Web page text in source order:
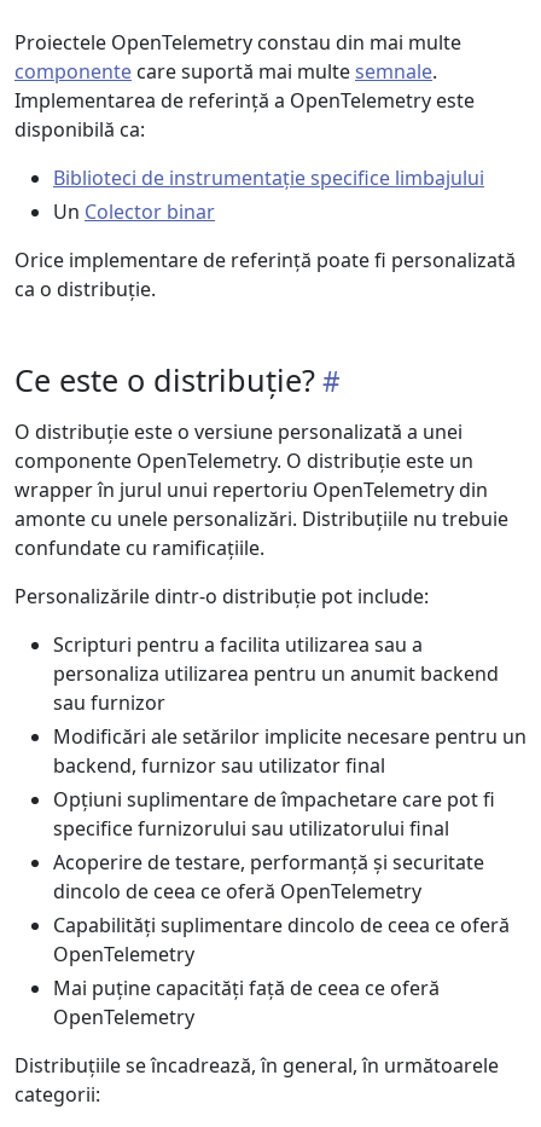
Proiectele OpenTelemetry constau din mai multe
componente care suportă mai multesemnale.
Implementarea de referință a OpenTelemetry este
disponibilă ca:
Biblioteci de instrumentație specifice limbajului
Un Colector binar
Orice implementare de referință poate fi personalizată
ca o distribuție.
Ce este o distribuție?
O distribuție este o versiune personalizată a unei
componente OpenTelemetry. O distribuție este un
wrapper în jurul unui repertoriu OpenTelemetry din
amonte cu unele personalizări. Distribuțiile nu trebuie
confundate cu ramificațiile.
Personalizările dintr-o distribuție pot include:
Scripturi pentru a facilita utilizarea sau a
personaliza utilizarea pentru un anumit backend
sau furnizor
Modificări ale setărilor implicite necesare pentru un
backend, furnizor sau utilizator final
Opțiuni suplimentare de împachetare care pot fi
specifice furnizorului sau utilizatorului final
Acoperire de testare, performanță și securitate
dincolo de ceea ce oferă OpenTelemetry
Capabilități suplimentare dincolo de ceea ce oferă
OpenTelemetry
Mai puține capacități față de ceea ce oferă
OpenTelemetry
Distribuțiile se încadrează, în general, în următoarele
categorii: